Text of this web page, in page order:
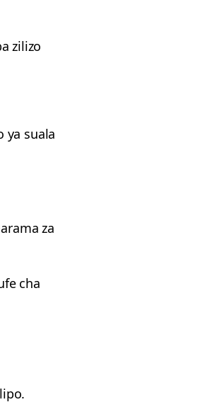
zilizo
ya suala
za
cha